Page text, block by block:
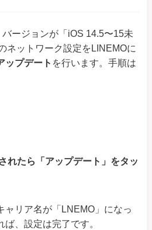
ージョンが「iOS 14.5〜15未
ネットワーク設定をLINEMOに
ップデート を行います。手順は
れたら「アップデート」をタッ
ャリア名が「LNEMO」になっ
、設定は完了です。